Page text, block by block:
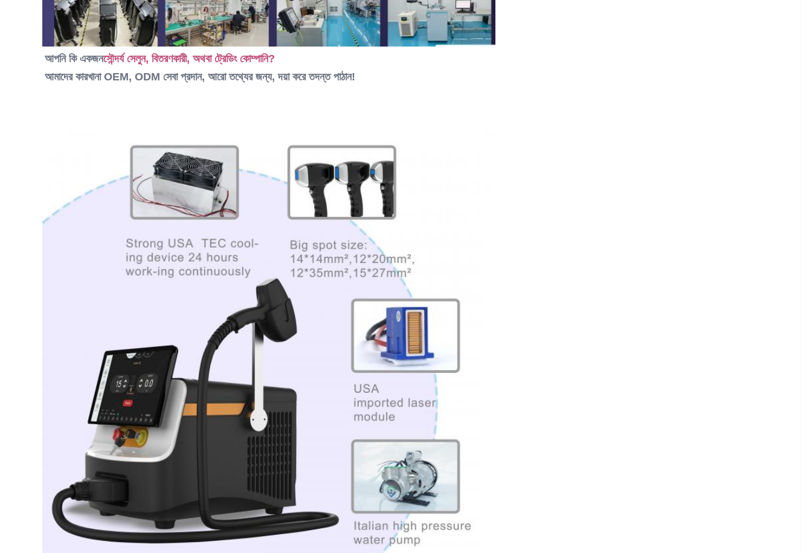
আপনি কি একজনসৌন্দর্য সেলুন, বিতরণকারী, অথবা ট্রেডিং কোম্পানি?
আমাদের কারখানা OEM, ODM সেবা প্রদান, আরো তথ্যের জন্য, দয়া করে তদন্ত পাঠান!